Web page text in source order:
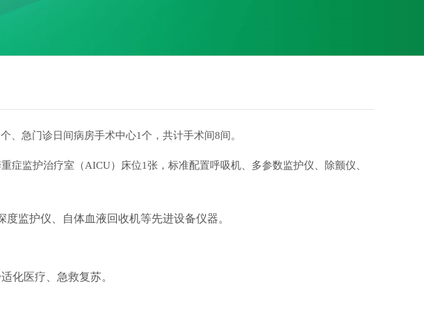
、急门诊日间病房手术中心1个，共计手术间8间。
监护治疗室（AICU）床位1张，标准配置呼吸机、多参数监护仪、除颤仪、
监护仪、自体血液回收机等先进设备仪器。
化医疗、急救复苏。